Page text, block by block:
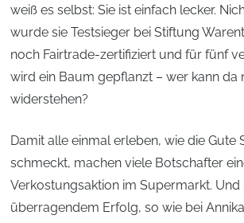
weiß es selbst: Sie ist einfach lecker.
wurde sie Testsieger bei Stiftung
noch Fairtrade-zertifiziert und für fünf
wird ein Baum gepflanzt – wer kann da
widerstehen?
Damit alle einmal erleben, wie die Gute
schmeckt, machen viele Botschafter
Verkostungsaktion im Supermarkt. Und
überragendem Erfolg, so wie bei